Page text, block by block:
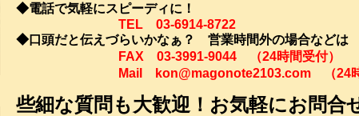
◆電話で気軽にスピーディに！
TEL 03-6914-8722
◆口頭だと伝えづらいかなぁ？ 営業時間外の場合な
FAX 03-3991-9044 （24時間受
Mail kon@magonote2103.com （24時間
些細な質問も大歓迎！お気軽にお問合